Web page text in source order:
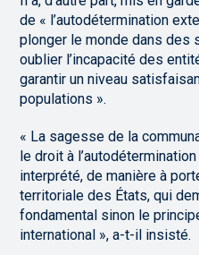
de « l’autodétermination
plonger le monde dans des
oublier l’incapacité des
garantir un niveau
populations ».
« La sagesse de la
le droit à
interprété, de manière à
territoriale des États, qui
fondamental sinon le
international », a-t-il insisté.